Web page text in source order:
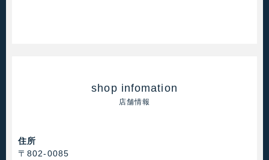
shop infomation
店舗情報
住所
〒802-0085